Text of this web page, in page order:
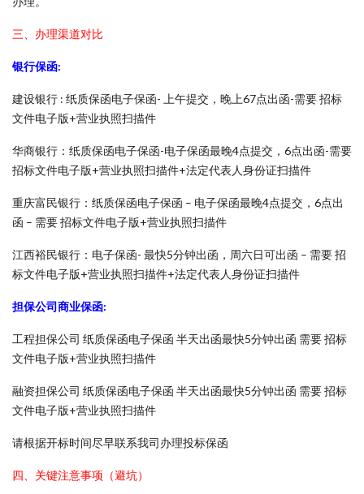
三、办理渠道对比
银行保函:
建设银行 : 纸质保函电子保函- 上午提交，晚上67点出函-需要 招标
文件电子版+营业执照扫描件
华商银行：纸质保函电子保函-电子保函最晚4点提交，6点出函-需要
招标文件电子版+营业执照扫描件+法定代表人身份证扫描件
重庆富民银行：纸质保函电子保函 – 电子保函最晚4点提交，6点出
函 – 需要 招标文件电子版+营业执照扫描件
江西裕民银行：电子保函- 最快5分钟出函，周六日可出函 – 需要 招
标文件电子版+营业执照扫描件+法定代表人身份证扫描件
担保公司商业保函:
工程担保公司 纸质保函电子保函 半天出函最快5分钟出函 需要 招标
文件电子版+营业执照扫描件
融资担保公司 纸质保函电子保函 半天出函最快5分钟出函 需要 招标
文件电子版+营业执照扫描件
请根据开标时间尽早联系我司办理投标保函
四、关键注意事项（避坑）